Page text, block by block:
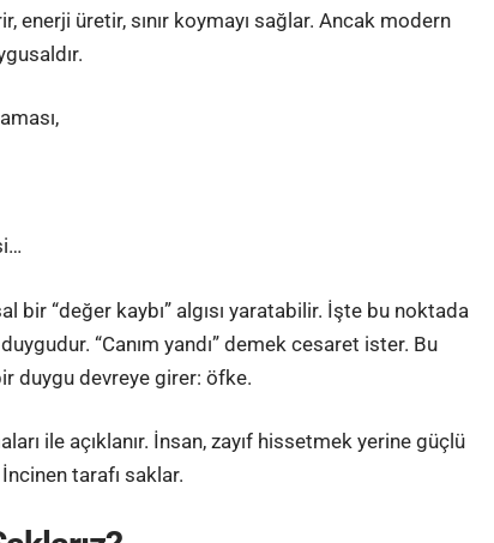
enerji üretir, sınır koymayı sağlar. Ancak modern
“değer kaybı” algısı yaratabilir. İşte bu noktada
“Canım yandı” demek cesaret ister. Bu
duygu devreye girer: öfke.
ile açıklanır. İnsan, zayıf hissetmek yerine güçlü
tarafı saklar.